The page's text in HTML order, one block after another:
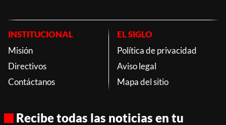
INSTITUCIONAL
Misión
Directivos
Contáctanos
EL SIGLO
Política de privacidad
Aviso legal
Mapa del sitio
Recibe todas las noticias en tu